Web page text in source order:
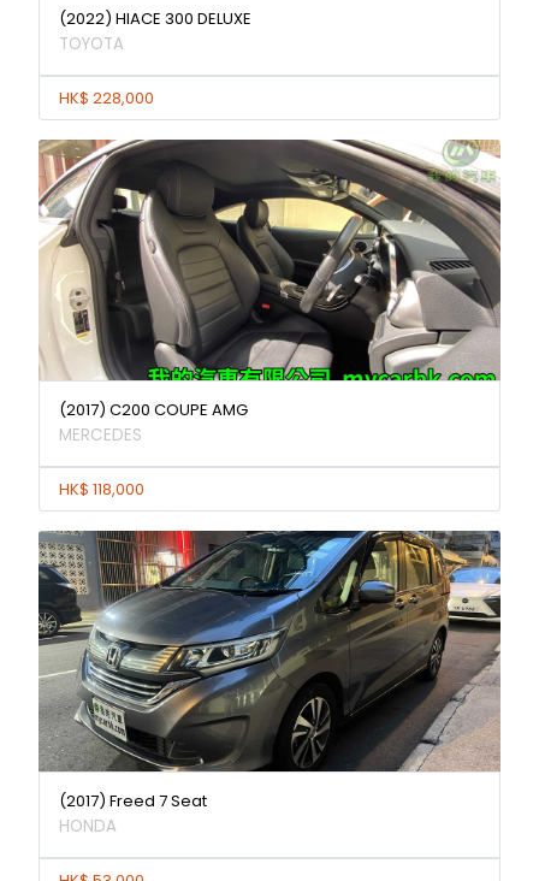
(2022) HIACE 300 DELUXE
TOYOTA
HK$ 228,000
(2017) C200 COUPE AMG
MERCEDES
HK$ 118,000
(2017) Freed 7 Seat
HONDA